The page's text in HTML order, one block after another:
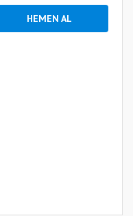
HEMEN AL